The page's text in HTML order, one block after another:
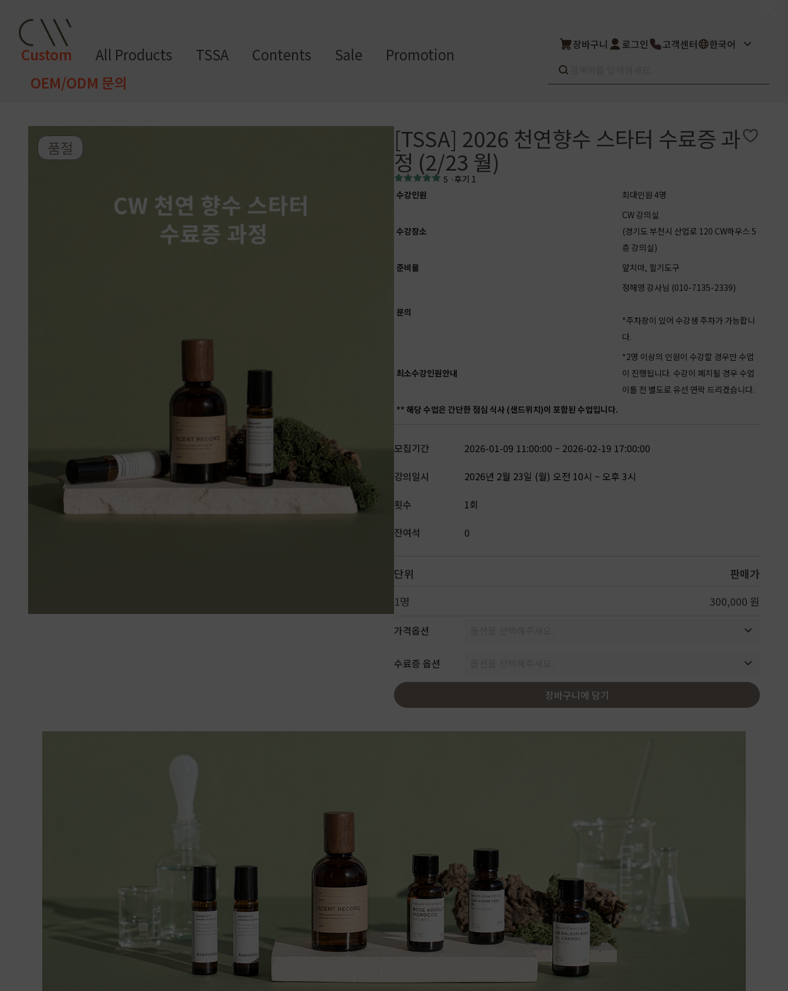
Custom All Products TSSA Contents Sale
Promotion
OEM/ODM 문의
장바구니 로그인 고객센터 한국어
CW 커스텀 블렌드 CW 커스텀 프래그런스 CW 커스텀 향수용기
CW 커스텀 블렌드 서비스는 CW에서 제공하는 프래그런스 오일, 천연 원료, 조향 베이스, 조향 케미컬을 고객님이 직
접 조합해 나만의 포뮬러를 설계하면, 그 비율 그대로 향료를 배합·생산해 드리는 서비스입니다. 최소5kg부터 브랜
드 전용 향료로 제작되어 향수, 디퓨저, 룸 스프레이 등 다양한 제품에 활용할 수 있도록 서류까지 완벽 지원해드립니
다.
프래그런
스오일
디퓨
고
부자
재/도
구
세
일
Best seller
What’s new
Select
Service
품절 [TSSA] 2026 천연향수 스타터 수료증 과
정 (2/23 월)
5 · 후기 1
수강인원
최대인원 4명
수강장소
CW 강의실
(경기도 부천시 산업로 120 CW하우스 5
층 강의실)
준비물
앞치마, 필기도구
문의
정해영 강사님 (010-7135-2339)
*주차장이 있어 수강생 주차가 가능합니
다.
최소수강인원안내
*2명 이상의 인원이 수강할 경우만 수업
이 진행됩니다. 수강이 폐지될 경우 수업
이틀 전 별도로 유선 연락 드리겠습니다.
** 해당 수업은 간단한 점심 식사 (샌드위치)이 포함된 수업입니다.
모집기간
2026-01-09 11:00:00 ~ 2026-02-19 17:00:00
강의일시
2026년 2월 23일 (월) 오전 10시 ~ 오후 3시
횟수
1회
잔여석
0
단위
판매가
1명
300,000 원
가격옵션
수료증 옵션
장바구니에 담기